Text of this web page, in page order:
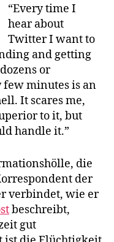
“Every time I
hear about
Twitter I want to
and getting
or
few minutes is an
It scares me,
to it, but
handle it.”
die
der
verbindet, wie er
beschreibt,
gut